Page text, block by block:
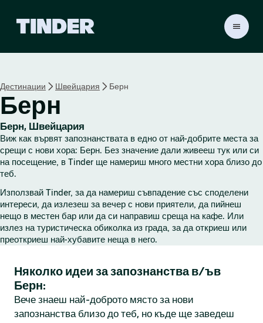
r
а
л
о
Дестинации Швейцария Берн
Берн
Берн, Швейцария
Виж как вървят запознанствата в едно от най-добрите места за
срещи с нови хора: Берн. Без значение дали живееш тук или си
на посещение, в Tinder ще намериш много местни хора близо до
теб.
Използвай Tinder, за да намериш съвпадение със споделени
интереси, да излезеш за вечер с нови приятели, да пийнеш
нещо в местен бар или да си направиш среща на кафе. Или
излез на туристическа обиколка из града, за да откриеш или
преоткриеш най-хубавите неща в него.
Няколко идеи за запознанства в/ъв
Берн:
Вече знаеш най-доброто място за нови
запознанства близо до теб, но къде ще заведеш